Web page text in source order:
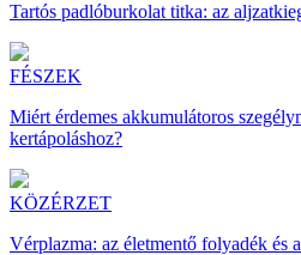
Tartós padlóburkolat titka: az
FÉSZEK
Miért érdemes akkumulátoros
kertápoláshoz?
KÖZÉRZET
Vérplazma: az életmentő folyadék és